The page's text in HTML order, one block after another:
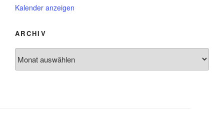
n
h
o
o
e
n
Kalender anzeigen
ARCHIV